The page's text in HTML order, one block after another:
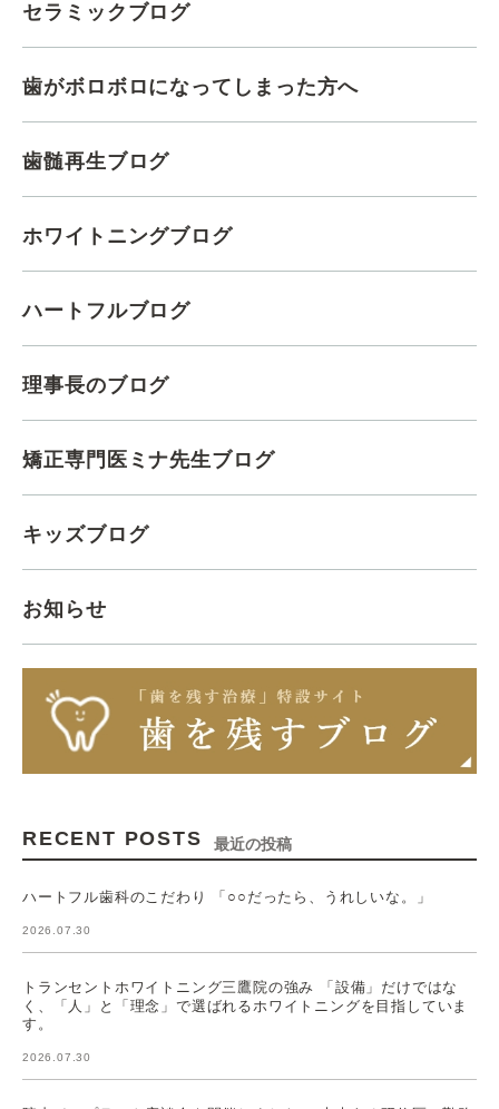
セラミックブログ
歯がボロボロになってしまった方へ
歯髄再生ブログ
ホワイトニングブログ
ハートフルブログ
理事長のブログ
矯正専門医ミナ先生ブログ
キッズブログ
お知らせ
RECENT POSTS 最近の投稿
ハートフル歯科のこだわり 「○○だったら、うれしいな。」
2026.07.30
トランセントホワイトニング三鷹院の強み 「設備」だけではな
く、「人」と「理念」で選ばれるホワイトニングを目指していま
す。
2026.07.30